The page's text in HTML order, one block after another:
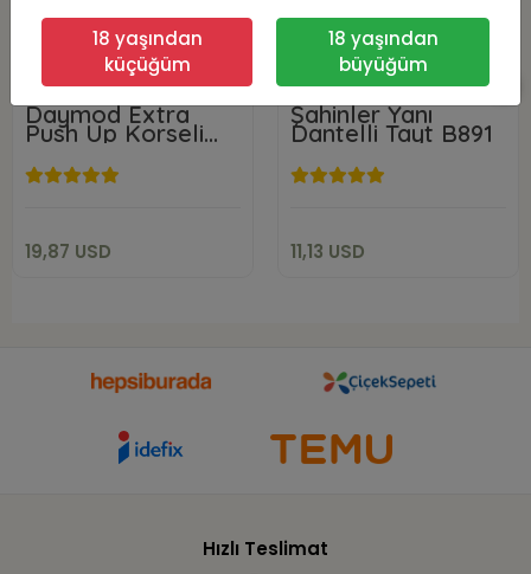
Daymod Extra
Push Up Korseli
Kot Tayt M Beden
19,87 USD
19,87 USD
Şahinler Yanı
Dantelli Tayt B891
11,13 USD
11,13 USD
Hızlı Teslimat
18 yaşından
küçüğüm
18 yaşından
büyüğüm